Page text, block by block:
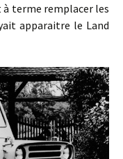
à terme remplacer les
apparaitre le Land